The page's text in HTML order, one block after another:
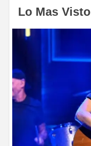
Lo Mas Visto